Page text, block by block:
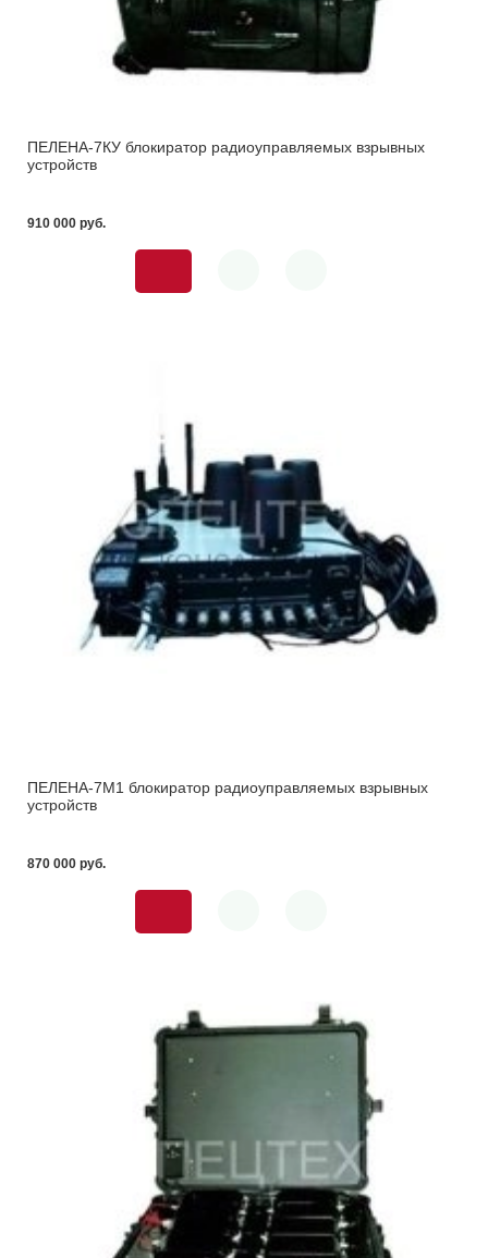
ПЕЛЕНА-7КУ блокиратор радиоуправляемых взрывных
устройств
910 000 pуб.
ПЕЛЕНА-7М1 блокиратор радиоуправляемых взрывных
устройств
870 000 pуб.